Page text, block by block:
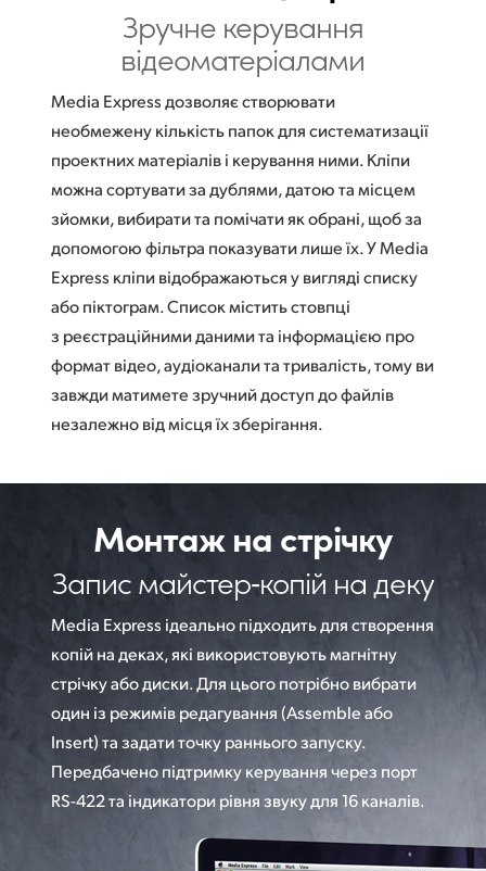
Зручне керування
відеоматеріалами
Media Express дозволяє створювати
необмежену кількість папок для систематизації
проектних матеріалів і керування ними. Кліпи
можна сортувати за дублями, датою та місцем
зйомки, вибирати та помічати як обрані, щоб за
допомогою фільтра показувати лише їх. У Media
Express кліпи відображаються у вигляді списку
або піктограм. Список містить стовпці
з реєстраційними даними та інформацією про
формат відео, аудіоканали та тривалість, тому ви
завжди матимете зручний доступ до файлів
незалежно від місця їх зберігання.
Монтаж на стрічку
Запис майстер‑копій на деку
Media Express ідеально підходить для створення
копій на деках, які використовують магнітну
стрічку або диски. Для цього потрібно вибрати
один із режимів редагування (Assemble або
Insert) та задати точку раннього запуску.
Передбачено підтримку керування через порт
RS-422 та індикатори рівня звуку для 16 каналів.